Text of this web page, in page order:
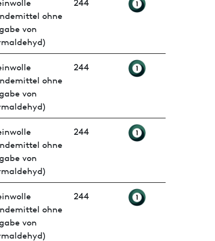
ohne
von
ohne
von
244
ohne
von
244
ohne
von
244